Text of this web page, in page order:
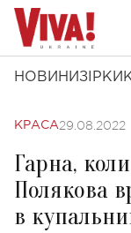
НОВИНИ ЗІРКИ
КРАСА29.08.2022
Гарна,
Полякова
в